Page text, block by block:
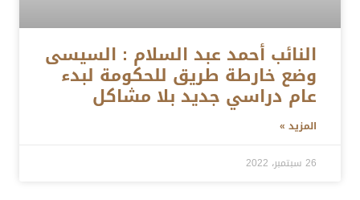
النائب أحمد عبد السلام : السيسى
وضع خارطة طريق للحكومة لبدء
عام دراسي جديد بلا مشاكل
المزيد »
26 سبتمبر، 2022